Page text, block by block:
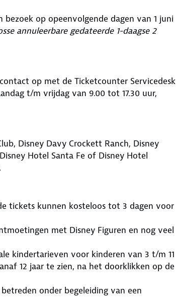
op opeenvolgende dagen van 1 juni
annuleerbare gedateerde 1-daagse 2
op met de Ticketcounter Servicedesk
t/m vrijdag van 9.00 tot 17.30 uur,
Disney Davy Crockett Ranch, Disney
Hotel Santa Fe of Disney Hotel
tickets kunnen kosteloos tot 3 dagen voor
met Disney Figuren en nog veel
kindertarieven voor kinderen van 3 t/m 11
12 jaar te zien, na het doorklikken op de
onder begeleiding van een